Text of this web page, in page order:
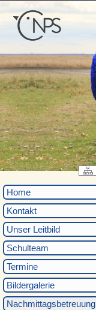
Home
Kontakt
Unser Leitbild
Schulteam
Termine
Bildergalerie
Nachmittagsbetreuung